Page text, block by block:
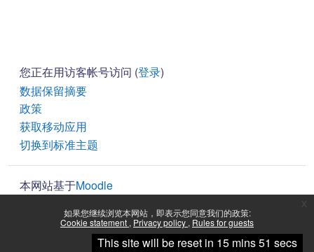
如果您继续浏览本网站，即表示您同意我们的政策:
Cookie statement Privacy policy Rules for guests
继续
您正在用访客帐号访问 (登录)
‎数据保留摘要‎
政策
获取移动应用
切换到标准主题
本网站基于Moodle
This site will be reset in 15 mins 51 secs